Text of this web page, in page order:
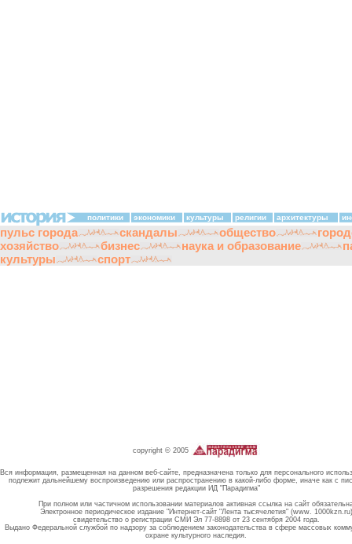
политики экономики культуры религии архитектуры
пульс города скандалы общество
хозяйство
бизнес наука и образование
культуры
спорт
copyright © 2005
Вся информация, размещенная на данном веб-сайте, предназначена только для персонального
подлежит дальнейшему воспроизведению или распространению в какой-либо форме, иначе как с
разрешения редакции ИД "Парадигма"
При полном или частичном использовании материалов активная ссылка на сайт
Электронное периодическое издание "Интернет-сайт "Лента тысячелетия" (www. 1000kzn.ru)
свидетельство о регистрации СМИ Эл 77-8898 от 23 сентября 2004 года.
Выдано Федеральной службой по надзору за соблюдением законодательства в сфере массовых
охране культурного наследия.